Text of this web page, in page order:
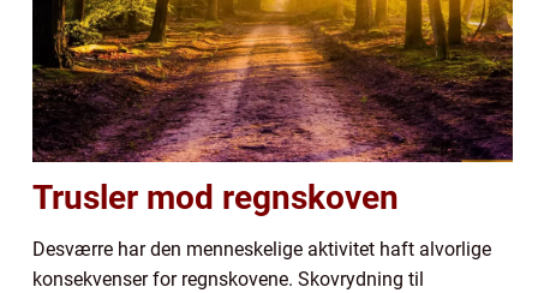
Trusler mod regnskoven
Desværre har den menneskelige aktivitet haft alvorlige
konsekvenser for regnskovene. Skovrydning til